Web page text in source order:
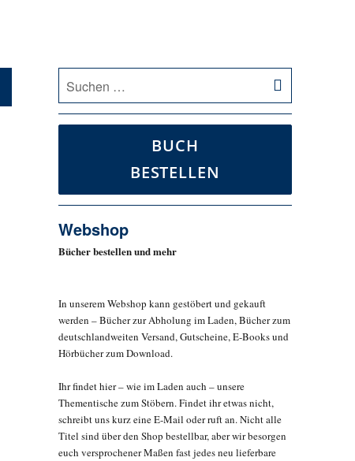
nach:
BUCH
BESTELLEN
Webshop
Bücher bestellen und mehr
In unserem Webshop kann gestöbert und gekauft
werden – Bücher zur Abholung im Laden, Bücher zum
deutschlandweiten Versand, Gutscheine, E-Books und
Hörbücher zum Download.
Ihr findet hier – wie im Laden auch – unsere
Thementische zum Stöbern. Findet ihr etwas nicht,
schreibt uns kurz eine E-Mail oder ruft an. Nicht alle
Titel sind über den Shop bestellbar, aber wir besorgen
euch versprochener Maßen fast jedes neu lieferbare